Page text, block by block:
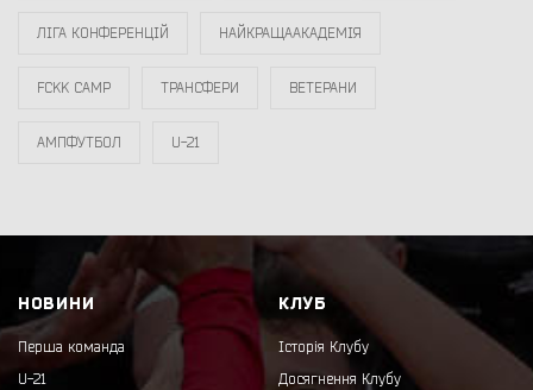
ЛІГА КОНФЕРЕНЦІЙ НАЙКРАЩААКАДЕМІЯ
FCKK CAMP ТРАНСФЕРИ ВЕТЕРАНИ
АМПФУТБОЛ U-21
НОВИНИ
Перша команда
U-21
КЛУБ
Історія Клубу
Досягнення Клубу